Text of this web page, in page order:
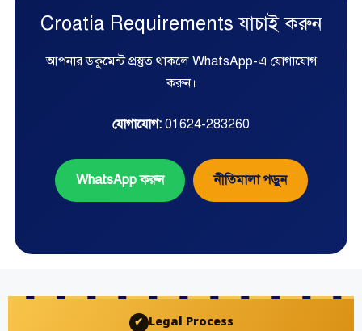
Croatia Requirements যাচাই করুন
আপনার ডকুমেন্ট প্রস্তুত থাকলে WhatsApp-এ যোগাযোগ
করুন।
যোগাযোগ: 01624-283260
WhatsApp করুন নীতিমালা পড়ুন
✔ Legal Process